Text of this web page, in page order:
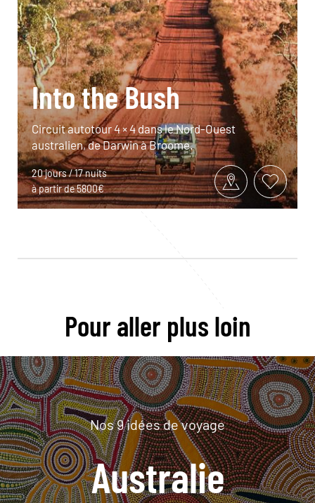
Into the Bush
Circuit autotour 4 × 4 dans le Nord-Ouest
australien, de Darwin à Broome.
20 jours / 17 nuits
à partir de 5800€
Pour aller plus loin
Nos 9 idées de voyage
Australie